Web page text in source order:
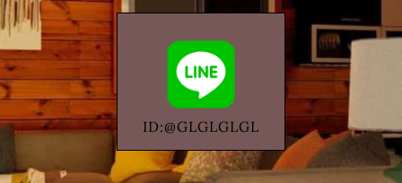
ID:@GLGLGLGL